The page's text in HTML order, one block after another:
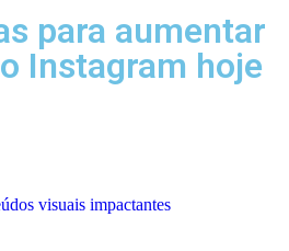
para aumentar
Instagram hoje
visuais impactantes